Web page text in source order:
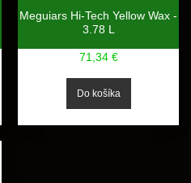
Meguiars Hi-Tech Yellow Wax -
3.78 L
71,34 €